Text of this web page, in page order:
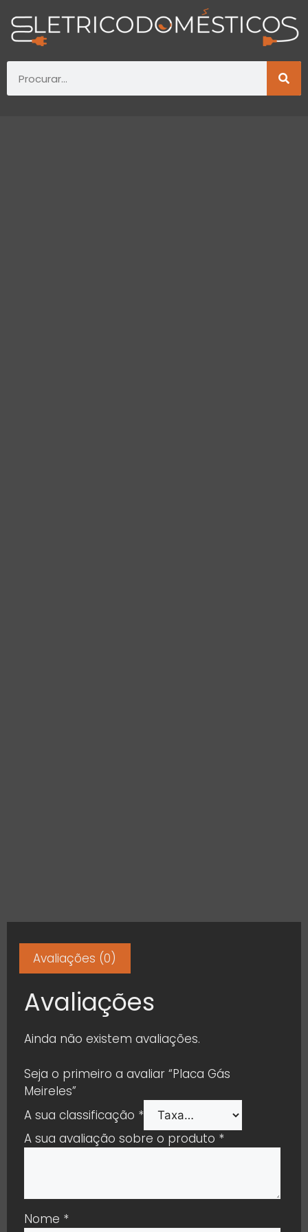
Avaliações (0)
Avaliações
Ainda não existem avaliações.
Seja o primeiro a avaliar “Placa Gás
Meireles”
A sua classificação *
A sua avaliação sobre o produto *
Nome *